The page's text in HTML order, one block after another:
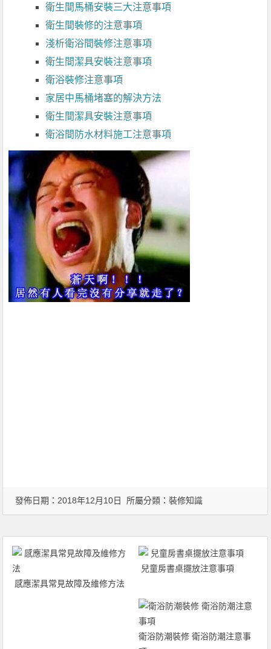
衛生間馬桶安裝三大注意事項
衛生間裝修的注意事項
淺析衛浴間裝修注意事項
衛生間潔具安裝注意事項
衛浴裝修注意事項
家居中馬桶堵塞的解決方法
衛生間潔具安裝注意事項
衛浴間防水材料施工注意事項
發佈日期：2018年12月10日 所屬分類：裝修知識
感應潔具常見故障及維修方法
兒童房書桌擺放注意事項
衛浴防潮裝修 衛浴防潮注意事